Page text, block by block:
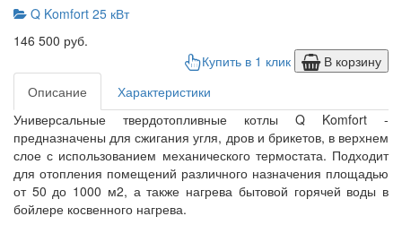
Q Komfort 25 кВт
146 500 руб.
Купить в 1 клик
В корзину
Описание
Характеристики
Универсальные твердотопливные котлы Q Komfort -
предназначены для сжигания угля, дров и брикетов, в верхнем
слое с использованием механического термостата. Подходит
для отопления помещений различного назначения площадью
от 50 до 1000 м2, а также нагрева бытовой горячей воды в
бойлере косвенного нагрева.